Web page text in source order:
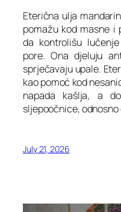
Eterična ulja
pomažu kod masne i
da kontrolišu
pore. Ona djeluju
sprječavaju upale.
kao pomoć kod
napada kašlja, a
sljepoočnice,
July 21, 2026